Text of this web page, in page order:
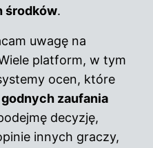
środków.
uwagę na
platform, w tym
ocen, które
zaufania
decyzję,
innych graczy,